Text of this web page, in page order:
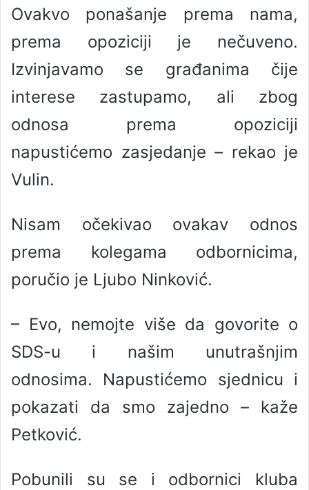
Ovakvo ponašanje prema nama,
prema opoziciji je nečuveno.
Izvinjavamo se građanima čije
interese zastupamo, ali zbog
odnosa prema opoziciji
napustićemo zasjedanje – rekao je
Vulin.
Nisam očekivao ovakav odnos
prema kolegama odbornicima,
poručio je Ljubo Ninković.
– Evo, nemojte više da govorite o
SDS-u i našim unutrašnjim
odnosima. Napustićemo sjednicu i
pokazati da smo zajedno – kaže
Petković.
Pobunili su se i odbornici kluba